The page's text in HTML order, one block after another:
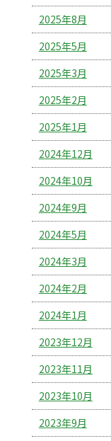
2025年8月
2025年5月
2025年3月
2025年2月
2025年1月
2024年12月
2024年10月
2024年9月
2024年5月
2024年3月
2024年2月
2024年1月
2023年12月
2023年11月
2023年10月
2023年9月